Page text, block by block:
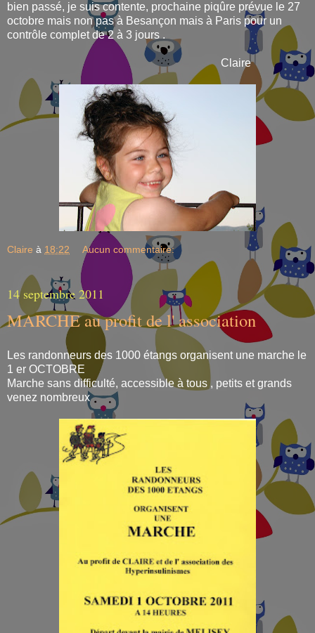
bien passé, je suis contente, prochaine piqûre prévue le 27
octobre mais non pas à Besançon mais à Paris pour un
contrôle complet de 2 à 3 jours .
Claire
Claire à 18:22 Aucun commentaire:
14 septembre 2011
MARCHE au profit de l' association
Les randonneurs des 1000 étangs organisent une marche le
1 er OCTOBRE
Marche sans difficulté, accessible à tous , petits et grands
venez nombreux